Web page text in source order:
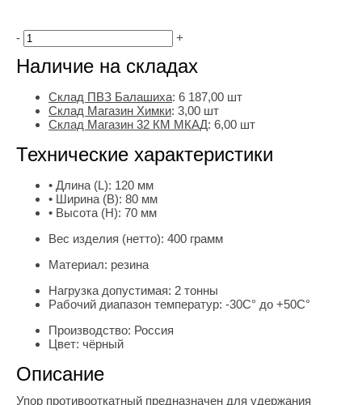
- +
Наличие на складах
Склад ПВЗ Балашиха: 6 187,00 шт
Склад Магазин Химки: 3,00 шт
Склад Магазин 32 КМ МКАД: 6,00 шт
Технические характеристики
• Длина (L): 120 мм
• Ширина (B): 80 мм
• Высота (H): 70 мм
Вес изделия (нетто): 400 грамм
Материал: резина
Нагрузка допустимая: 2 тонны
Рабочий диапазон температур: -30С° до +50С°
Производство: Россия
Цвет: чёрный
Описание
Упор противооткатный предназначен для удержания